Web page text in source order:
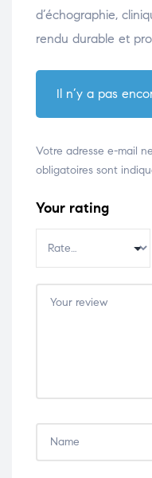
d’échographie,
rendu durable et
Il n’y a pas
Votre adresse e-mail
obligatoires sont
Your rating